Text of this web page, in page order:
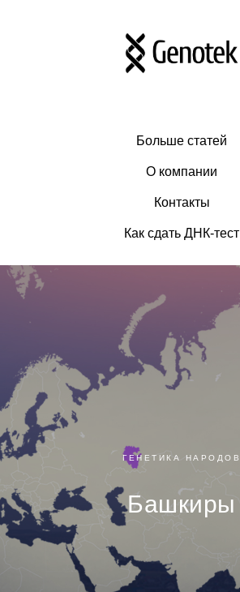
Больше статей
О компании
Контакты
Как сдать ДНК-тест
ГЕНЕТИКА НАРОДОВ
Башкиры